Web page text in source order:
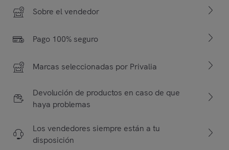
Sobre el vendedor
Pago 100% seguro
Marcas seleccionadas por Privalia
Devolución de productos en caso de que
haya problemas
Los vendedores siempre están a tu
disposición